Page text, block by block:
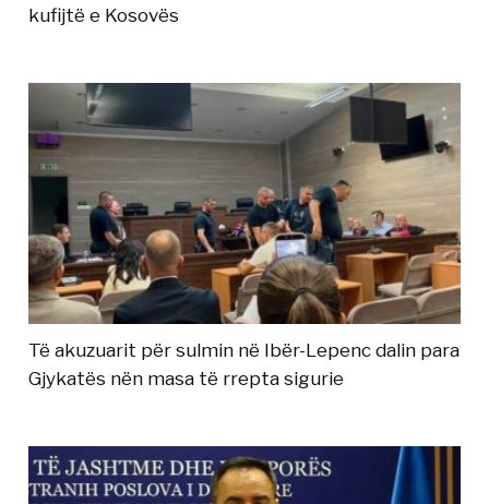
kufijtë e Kosovës
Të akuzuarit për sulmin në Ibër-Lepenc dalin para
Gjykatës nën masa të rrepta sigurie